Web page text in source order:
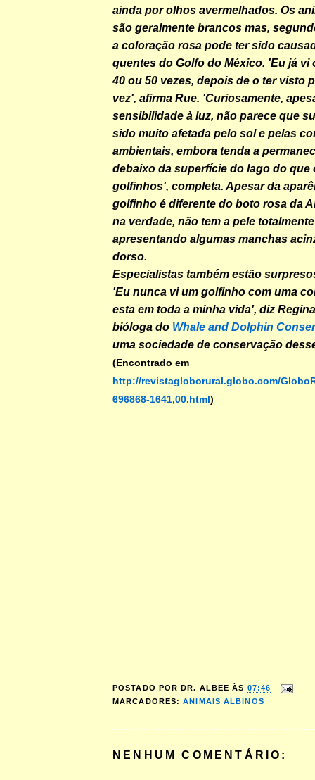
ainda por olhos avermelhados. Os
são geralmente brancos mas,
a coloração rosa pode ter sido
quentes do Golfo do México. 'Eu já vi
40 ou 50 vezes, depois de o ter visto
vez', afirma Rue. 'Curiosamente,
sensibilidade à luz, não parece que
sido muito afetada pelo sol e pelas
ambientais, embora tenda a
debaixo da superfície do lago do que
golfinhos', completa. Apesar da
golfinho é diferente do boto rosa da
na verdade, não tem a pele
apresentando algumas manchas
dorso.
Especialistas também estão
'Eu nunca vi um golfinho com uma
esta em toda a minha vida', diz
bióloga do Whale and Dolphin
uma sociedade de conservação
(Encontrado em
http://revistagloborural.globo.com/
696868-1641,00.html)
POSTADO POR DR. ALBEE ÀS 07:46
MARCADORES:ANIMAIS ALBINOS
NENHUM COMENTÁRIO: